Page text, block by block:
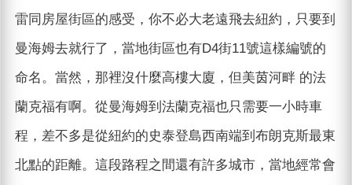
雷同房屋街區的感受，你不必大老遠飛去紐約，只要到
曼海姆去就行了，當地街區也有D4街11號這樣編號的
命名。當然，那裡沒什麼高樓大廈，但美茵河畔 的法
蘭克福有啊。從曼海姆到法蘭克福也只需要一小時車
程，差不多是從紐約的史泰登島西南端到布朗克斯最東
北點的距離。這段路程之間還有許多城市，當地經常會